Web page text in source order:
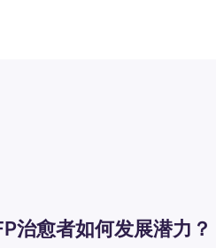
治愈者如何发展潜力？